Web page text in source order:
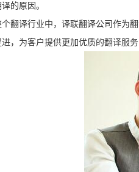
的原因。
个翻译行业中，译联翻译公司作为
，为客户提供更加优质的翻译服